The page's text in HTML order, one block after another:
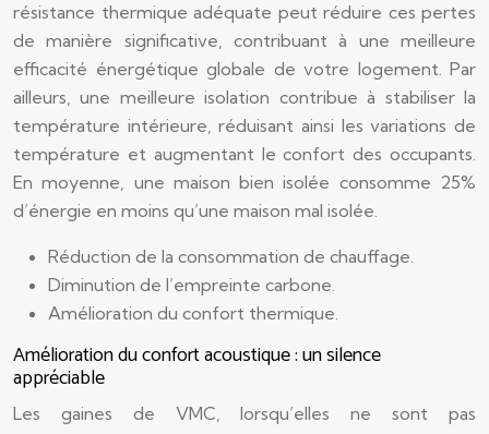
résistance thermique adéquate peut réduire ces pertes
de manière significative, contribuant à une meilleure
efficacité énergétique globale de votre logement. Par
ailleurs, une meilleure isolation contribue à stabiliser la
température intérieure, réduisant ainsi les variations de
température et augmentant le confort des occupants.
En moyenne, une maison bien isolée consomme 25%
d’énergie en moins qu’une maison mal isolée.
Réduction de la consommation de chauffage.
Diminution de l’empreinte carbone.
Amélioration du confort thermique.
Amélioration du confort acoustique : un silence
appréciable
Les gaines de VMC, lorsqu’elles ne sont pas